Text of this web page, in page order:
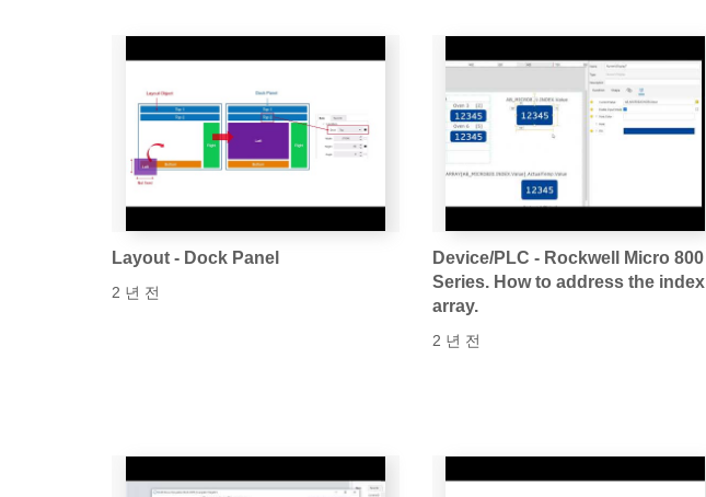
Layout - Dock Panel
2 년 전
Device/PLC - Rockwell Micro 800
Series. How to address the index
array.
2 년 전